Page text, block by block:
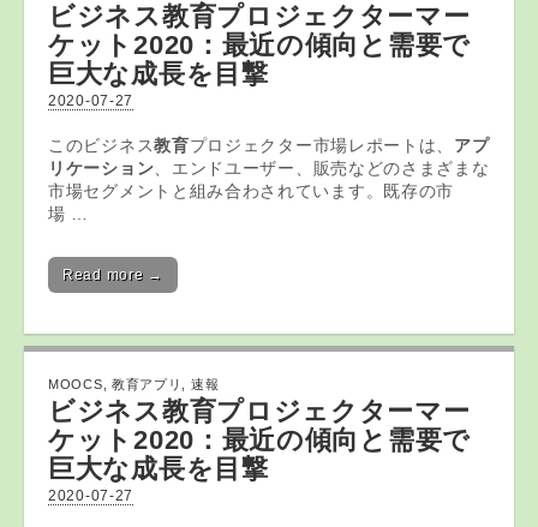
ビジネス教育プロジェクターマー
ケット2020：最近の傾向と需要で
巨大な成長を目撃
2020-07-27
このビジネス教育プロジェクター市場レポートは、 アプ
リケーション 、エンドユーザー、販売などのさまざまな
市場セグメントと組み合わされています。既存の市
場 …
Read more →
MOOCS 教育アプリ 速報
ビジネス教育プロジェクターマー
ケット2020：最近の傾向と需要で
巨大な成長を目撃
2020-07-27